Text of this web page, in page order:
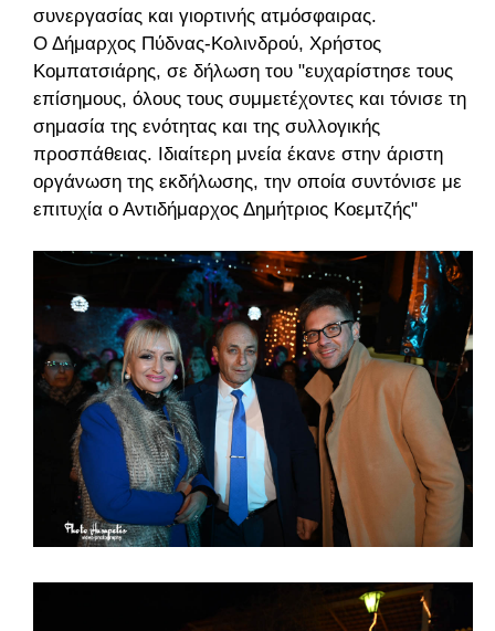
συνεργασίας και γιορτινής ατμόσφαιρας.
Ο Δήμαρχος Πύδνας-Κολινδρού, Χρήστος
Κομπατσιάρης, σε δήλωση του "ευχαρίστησε τους
επίσημους, όλους τους συμμετέχοντες και τόνισε τη
σημασία της ενότητας και της συλλογικής
προσπάθειας. Ιδιαίτερη μνεία έκανε στην άριστη
οργάνωση της εκδήλωσης, την οποία συντόνισε με
επιτυχία ο Αντιδήμαρχος Δημήτριος Κοεμτζής"